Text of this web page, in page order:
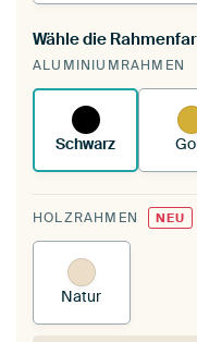
Du spannst
deinen
funktioniert
Wähle die
ALUMINIUMRAHMEN
Schwarz
HOLZRAHMEN NEU
Natur